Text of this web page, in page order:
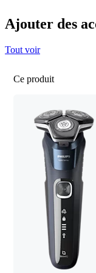
Ajouter des
Tout voir
Ce produit